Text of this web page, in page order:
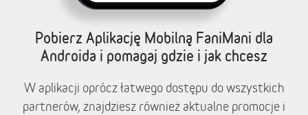
Pobierz Aplikację Mobilną FaniMani dla
Androida i pomagaj gdzie i jak chcesz
W aplikacji oprócz łatwego dostępu do wszystkich
partnerów, znajdziesz również aktualne promocje i